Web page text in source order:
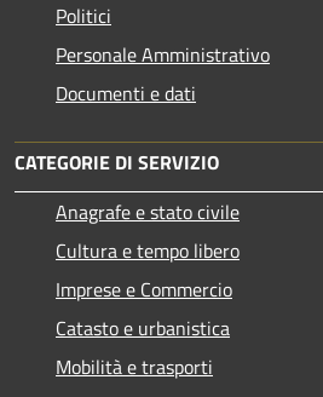
Politici
Personale Amministrativo
Documenti e dati
CATEGORIE DI SERVIZIO
Anagrafe e stato civile
Cultura e tempo libero
Imprese e Commercio
Catasto e urbanistica
Mobilità e trasporti